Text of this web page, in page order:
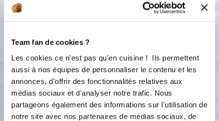
Team fan de cookies ?
Les cookies ce n'est pas qu'en cuisine ! Ils permettent
aussi à nos équipes de personnaliser le contenu et les
annonces, d'offrir des fonctionnalités relatives aux
médias sociaux et d'analyser notre trafic. Nous
partageons également des informations sur l'utilisation de
notre site avec nos partenaires de médias sociaux, de
Ajoutez le beurre en morceaux.
5
Faites refroidir 30 minutes dans un
bol plastique. Sortez la pâte du bol.
Formez deux pâtons et placez-les
dans les empreintes préalablement